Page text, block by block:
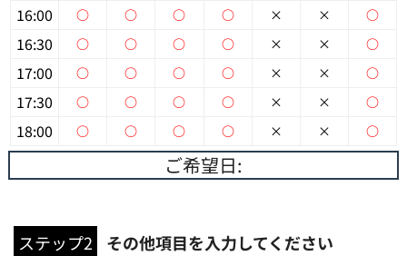
16:00
16:30
17:00
17:30
18:00
○
○
○
○
○
○
○
○
○
○
○
○
○
○
○
○
○
○
○
○
×
×
×
×
×
×
×
×
×
×
○
○
○
○
○
ご希望日:
ステップ2 その他項目を入力してください